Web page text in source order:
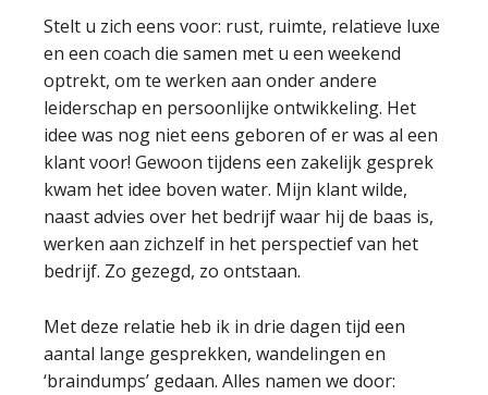
Stelt u zich eens voor: rust, ruimte, relatieve luxe
en een coach die samen met u een weekend
optrekt, om te werken aan onder andere
leiderschap en persoonlijke ontwikkeling. Het
idee was nog niet eens geboren of er was al een
klant voor! Gewoon tijdens een zakelijk gesprek
kwam het idee boven water. Mijn klant wilde,
naast advies over het bedrijf waar hij de baas is,
werken aan zichzelf in het perspectief van het
bedrijf. Zo gezegd, zo ontstaan.
Met deze relatie heb ik in drie dagen tijd een
aantal lange gesprekken, wandelingen en
‘braindumps’ gedaan. Alles namen we door: